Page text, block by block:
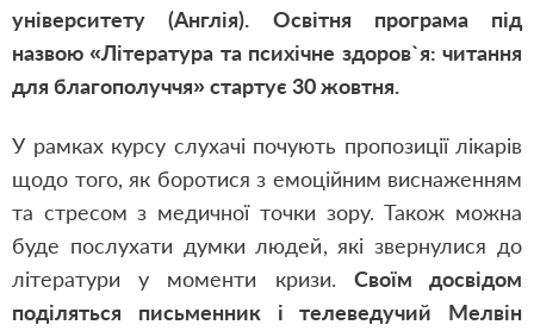
університету (Англія). Освітня програма під
назвою «Література та психічне здоров`я: читання
для благополуччя» стартує 30 жовтня.
У рамках курсу слухачі почують пропозиції лікарів
щодо того, як боротися з емоційним виснаженням
та стресом з медичної точки зору. Також можна
буде послухати думки людей, які звернулися до
літератури у моменти кризи. Своїм досвідом
поділяться письменник і телеведучий Мелвін